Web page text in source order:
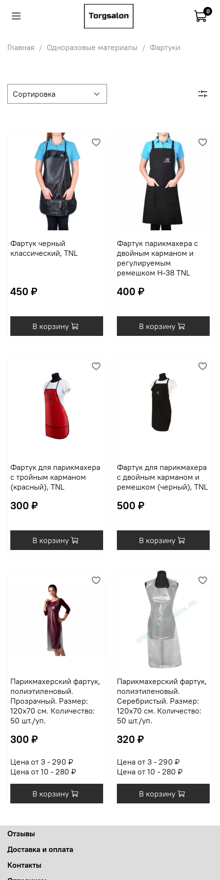
0
Главная Одноразовые материалы Фартуки
Фартук черный
классический, TNL
450 ₽
В корзину
Фартук парикмахера с
двойным карманом и
регулируемым
ремешком H-38 TNL
400 ₽
В корзину
Фартук для парикмахера
с тройным карманом
(красный), TNL
300 ₽
В корзину
Фартук для парикмахера
с двойным карманом и
ремешком (черный), TNL
500 ₽
В корзину
Парикмахерский фартук,
полиэтиленовый.
Прозрачный. Размер:
120х70 см. Количество:
50 шт./уп.
300 ₽
Цена от 3 - 290 ₽
Цена от 10 - 280 ₽
В корзину
Парикмахерский фартук,
полиэтиленовый.
Серебристый. Размер:
120х70 см. Количество:
50 шт./уп.
320 ₽
Цена от 3 - 290 ₽
Цена от 10 - 280 ₽
В корзину
Отзывы
Доставка и оплата
Контакты